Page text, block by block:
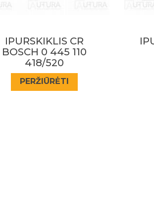
IPURSKIKLIS CR VW
2.0TDI
PERŽIŪRĖTI